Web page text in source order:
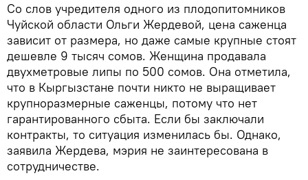
Со слов учредителя одного из плодопитомников
Чуйской области Ольги Жердевой, цена саженца
зависит от размера, но даже самые крупные стоят
дешевле 9 тысяч сомов. Женщина продавала
двухметровые липы по 500 сомов. Она отметила,
что в Кыргызстане почти никто не выращивает
крупноразмерные саженцы, потому что нет
гарантированного сбыта. Если бы заключали
контракты, то ситуация изменилась бы. Однако,
заявила Жердева, мэрия не заинтересована в
сотрудничестве.